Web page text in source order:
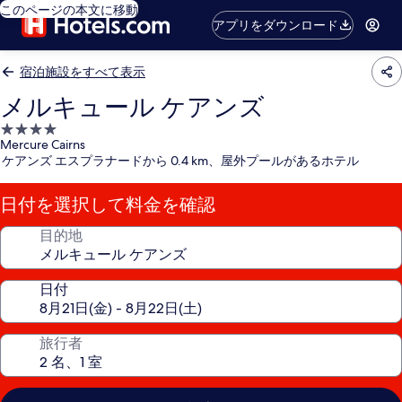
このページの本文に移動
アプリをダウンロード
宿泊施設をすべて表示
メルキュール ケアンズ
4.0
つ
星
宿
泊
施
Mercure Cairns
ケアンズ エスプラナードから 0.4 km、屋外プールがあるホテル
日付を選択して料金を確認
目的地
日付
旅行者